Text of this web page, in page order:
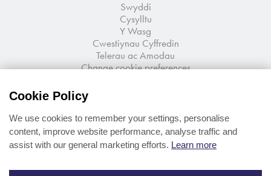
Swyddi
Cysylltu
Y Wasg
Cwestiynau Cyffredin
Telerau ac Amodau
Change cookie preferences
TANYSGRIFIO I'R CYLCHLYTHYR
Newyddion a chynigion o lygad y ffynnon
Cookie Policy
We use cookies to remember your settings, personalise
content, improve website performance, analyse traffic and
assist with our general marketing efforts. Learn more